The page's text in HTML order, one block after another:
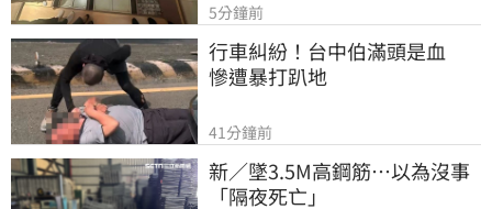
5分鐘前
行車糾紛！台中伯滿頭是血
慘遭暴打趴地
41分鐘前
新／墜3.5M高鋼筋…以為沒事
「隔夜死亡」